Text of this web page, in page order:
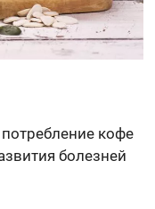
кофе
болезней